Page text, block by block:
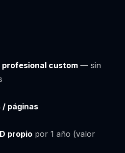
profesional custom — sin
/ páginas
propio por 1 año (valor